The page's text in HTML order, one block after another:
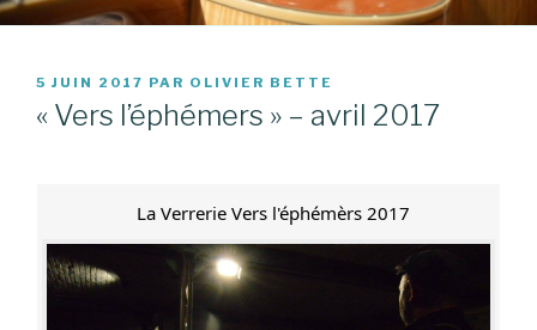
PUBLIÉ
LE
5 JUIN 2017 PAR OLIVIER BETTE
« Vers l’éphémers » – avril 2017
La Verrerie Vers l'éphémèrs 2017